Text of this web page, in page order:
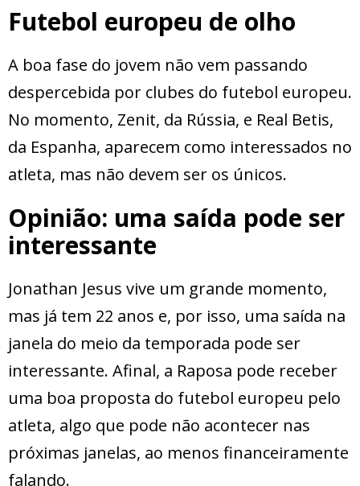
Futebol europeu de olho
A boa fase do jovem não vem passando
despercebida por clubes do futebol europeu.
No momento, Zenit, da Rússia, e Real Betis,
da Espanha, aparecem como interessados no
atleta, mas não devem ser os únicos.
Opinião: uma saída pode ser
interessante
Jonathan Jesus vive um grande momento,
mas já tem 22 anos e, por isso, uma saída na
janela do meio da temporada pode ser
interessante. Afinal, a Raposa pode receber
uma boa proposta do futebol europeu pelo
atleta, algo que pode não acontecer nas
próximas janelas, ao menos financeiramente
falando.